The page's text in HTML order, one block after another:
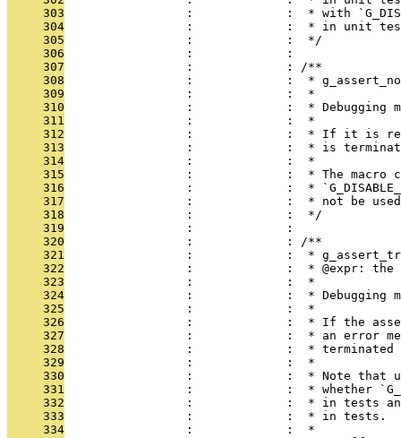
     303
:             :  * with
     304
:             :  * in unit
     305
                 :             :  */
     306
                 :             :
     307
                 :             : /**
     308
:             :  *
     309
                 :             :  *
     310
:             :  * Debugging
     311
                 :             :  *
     312
:             :  * If it is
     313
:             :  * is
     314
                 :             :  *
     315
:             :  * The macro
     316
:             :  *
     317
:             :  * not be
     318
                 :             :  */
     319
                 :             :
     320
                 :             : /**
     321
:             :  *
     322
:             :  * @expr: the
     323
                 :             :  *
     324
:             :  * Debugging
     325
                 :             :  *
     326
:             :  * If the
     327
:             :  * an error
     328
:             :  *
     329
                 :             :  *
     330
:             :  * Note that
     331
:             :  * whether
     332
:             :  * in tests
     333
                 :             :  * in tests.
     334
                 :             :  *